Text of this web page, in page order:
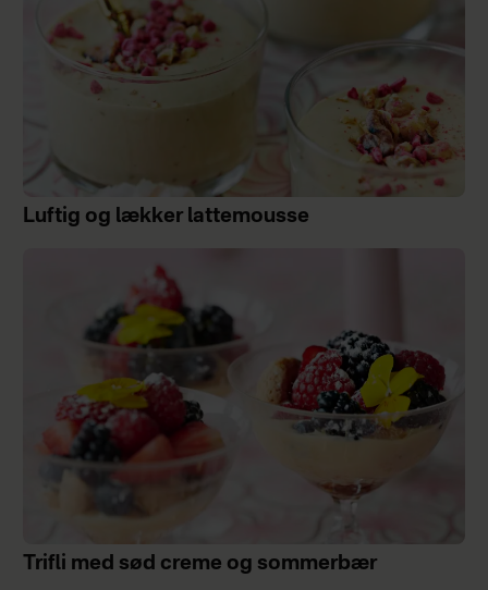
Luftig og lækker lattemousse
Trifli med sød creme og sommerbær